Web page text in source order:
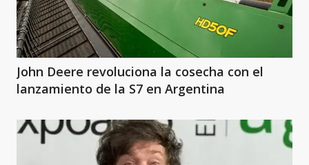
John Deere revoluciona la cosecha con el
lanzamiento de la S7 en Argentina